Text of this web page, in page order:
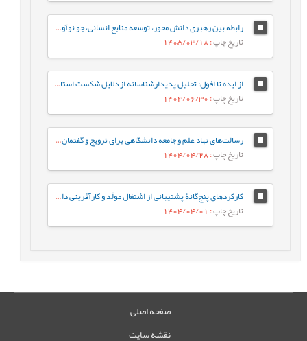
رابطه بین رهبری دانش محور، توسعه منابع انسانی، جو نوآوری و رفتار کاری خلاقانه با مزیت رقابتی پایدار با نقش میانجی نواوری سازمانی
تاریخ چاپ: 1405/03/18
از ایده تا افول: تحلیل پدیدارشناسانه از دلایل شکست استارت‌آپ‌های ایرانی
تاریخ چاپ: 1404/06/30
رسالت‌های نهاد علم و جامعه دانشگاهی برای ترویج و گفتمان‌سازی الگوی پیشرفت
تاریخ چاپ: 1404/04/28
کارکردهای پنج‌گانۀ پشتیبانی از اشتغال مولّد و کارآفرینی دانش‌آموختگان دانشگاه‌ها (مورد مطالعه: زیرنظام آموزش‌های علمی-کاربردی)
تاریخ چاپ: 1404/04/01
صفحه اصلی
نقشه سایت